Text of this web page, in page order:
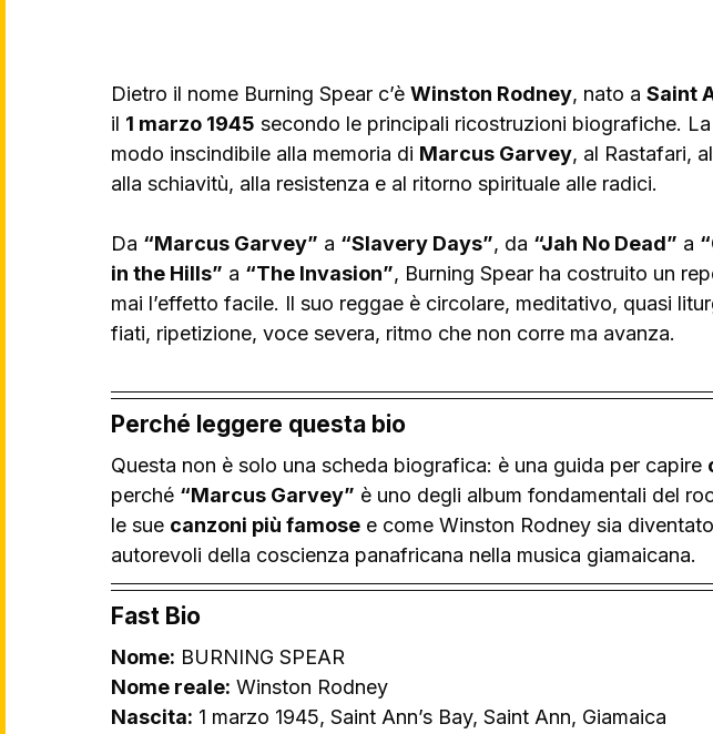
Dietro il nome Burning Spear c’è Winston Rodney, nato a Saint
il 1 marzo 1945 secondo le principali ricostruzioni biografiche.
modo inscindibile alla memoria di Marcus Garvey, al Rastafari,
alla schiavitù, alla resistenza e al ritorno spirituale alle radici.
Da “Marcus Garvey” a “Slavery Days”, da “Jah No Dead” a
in the Hills” a “The Invasion”, Burning Spear ha costruito un
mai l’effetto facile. Il suo reggae è circolare, meditativo, quasi
fiati, ripetizione, voce severa, ritmo che non corre ma avanza.
Perché leggere questa bio
Questa non è solo una scheda biografica: è una guida per capire
perché “Marcus Garvey” è uno degli album fondamentali del
le sue canzoni più famose e come Winston Rodney sia
autorevoli della coscienza panafricana nella musica giamaicana.
Fast Bio
Nome: BURNING SPEAR
Nome reale: Winston Rodney
Nascita: 1 marzo 1945, Saint Ann’s Bay, Saint Ann, Giamaica